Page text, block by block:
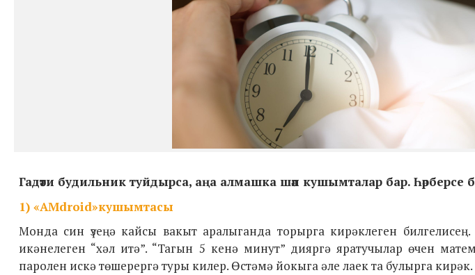
Гадәти будильник туйдырса, аңа алмашка шәп кушымталар бар. Һәрберсе
1) «AMdroid»кушымтасы
Монда син үзеңә кайсы вакыт аралыганда торырга кирәклеген
икәнелеген “хәл итә”. “Тагын 5 кенә минут” дияргә яратучылар өчен
паролен искә төшерергә туры килер. Өстәмә йокыга әле лаек та булырга кирәк.